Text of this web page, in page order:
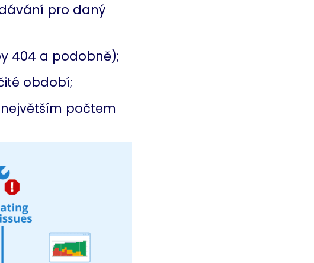
pro daný
404 a podobně);
období;
největším počtem